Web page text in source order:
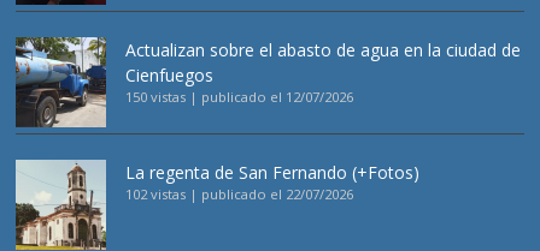
Actualizan sobre el abasto de agua en la ciudad de
Cienfuegos
150 vistas | publicado el 12/07/2026
La regenta de San Fernando (+Fotos)
102 vistas | publicado el 22/07/2026